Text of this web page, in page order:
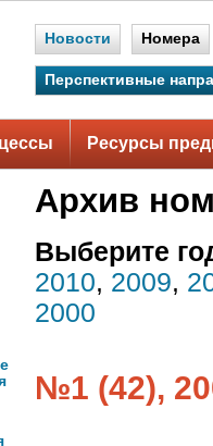
Новости Номера
Перспективные
Ресурсы
Архив
Выберите
2010, 2009,
2000
№1 (42),